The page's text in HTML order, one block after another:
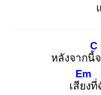
หลังจากนี้จ
C
เสียง
Em
ที่